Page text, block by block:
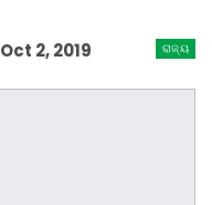
ରାଜ୍ୟ
Oct 2, 2019